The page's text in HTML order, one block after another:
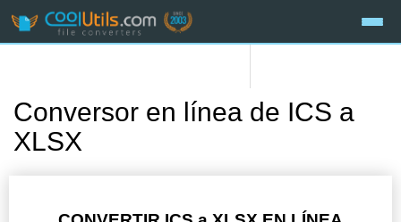
Conversor en línea de ICS a
XLSX